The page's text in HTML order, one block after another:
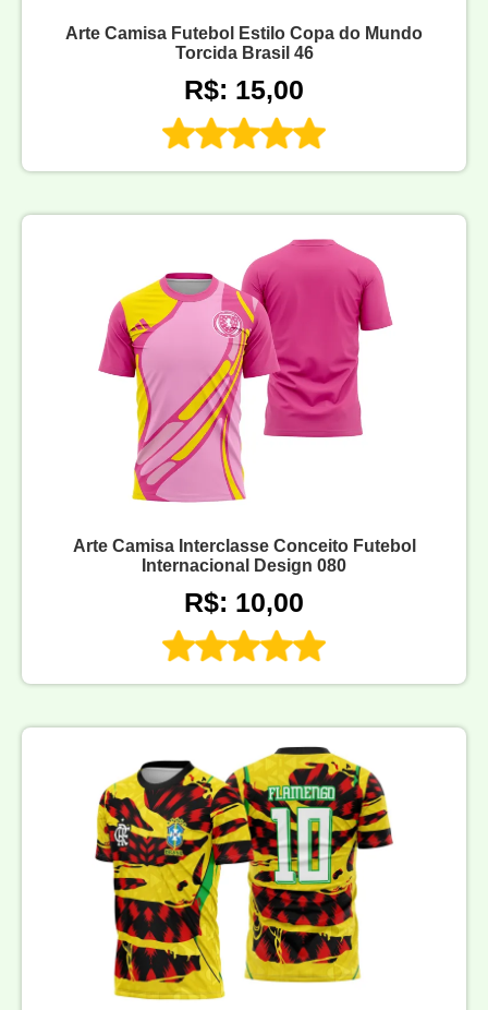
Arte Camisa Futebol Estilo Copa do Mundo
Torcida Brasil 46
R$: 15,00
Arte Camisa Interclasse Conceito Futebol
Internacional Design 080
R$: 10,00